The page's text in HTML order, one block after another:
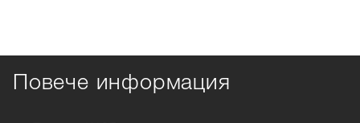
Повече информация